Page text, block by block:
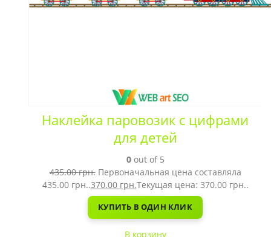
Наклейка паровозик с цифрами
для детей
0out of 5
435.00грн. Первоначальная цена составляла
435.00 грн..370.00 грн.Текущая цена: 370.00 грн..
КУПИТЬ В ОДИН КЛИК
В корзину